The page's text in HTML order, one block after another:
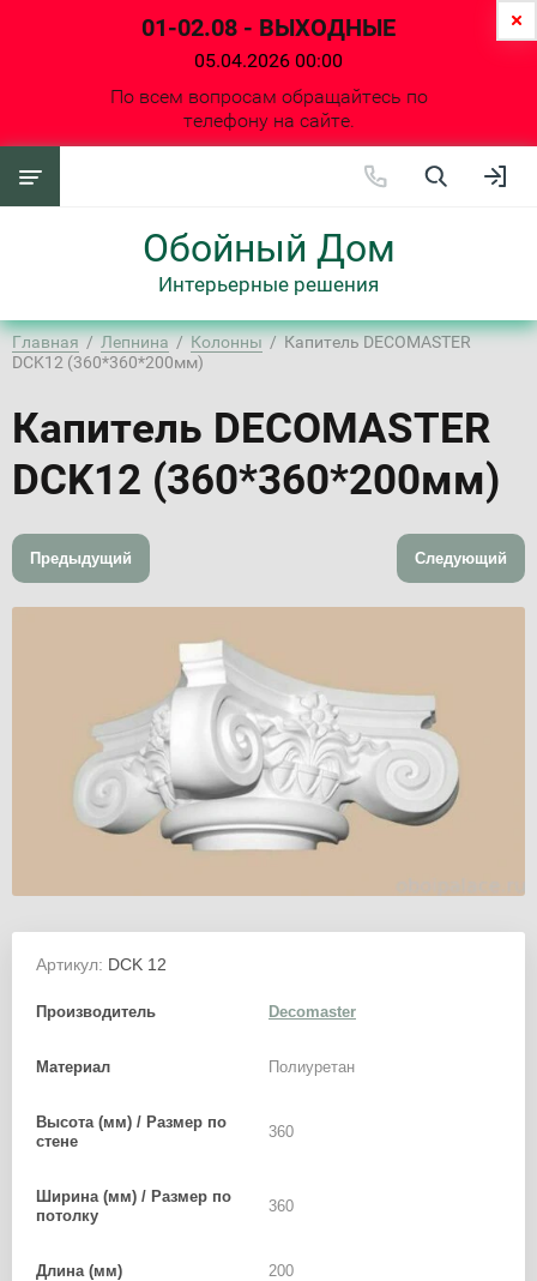
01-02.08 - ВЫХОДНЫЕ
05.04.2026 00:00
По всем вопросам обращайтесь по
телефону на сайте.
Обойный Дом
Интерьерные решения
Главная
  /
Лепнина
  /
Колонны
  /  Капитель DECOMASTER
DCK12 (360*360*200мм)
Капитель DECOMASTER
DCK12 (360*360*200мм)
Предыдущий Следующий
Артикул: DCK 12
Производитель Decomaster
Материал Полиуретан
Высота (мм) / Размер по
стене
360
Ширина (мм) / Размер по
потолку
360
Длина (мм) 200